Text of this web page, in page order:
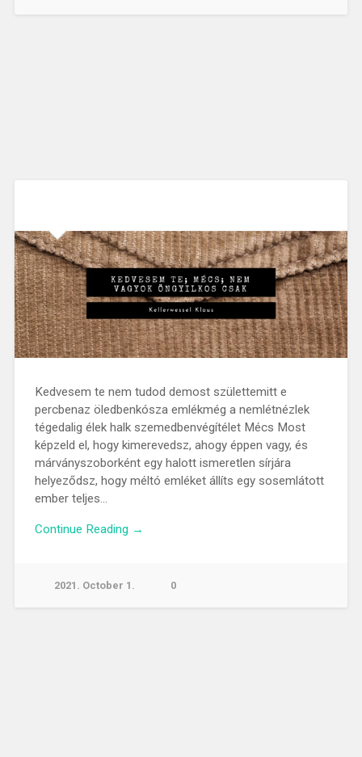
Kedvesem te nem tudod demost születtemitt e
percbenaz öledbenkósza emlékmég a nemlétnézlek
tégedalig élek halk szemedbenvégítélet Mécs Most
képzeld el, hogy kimerevedsz, ahogy éppen vagy, és
márványszoborként egy halott ismeretlen sírjára
helyeződsz, hogy méltó emléket állíts egy sosemlátott
ember teljes…
Continue Reading →
2021. October 1. 0